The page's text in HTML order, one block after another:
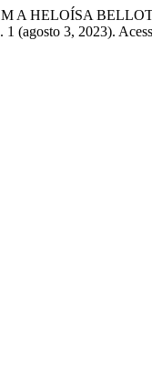
A HELOÍSA
1 (agosto 3, 2023).